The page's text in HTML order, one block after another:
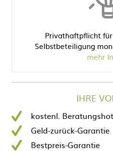
Privathaftpflicht
Selbstbeteiligung
mehr
IHRE
kostenl.
Geld-zurück-Garantie
Bestpreis-Garantie